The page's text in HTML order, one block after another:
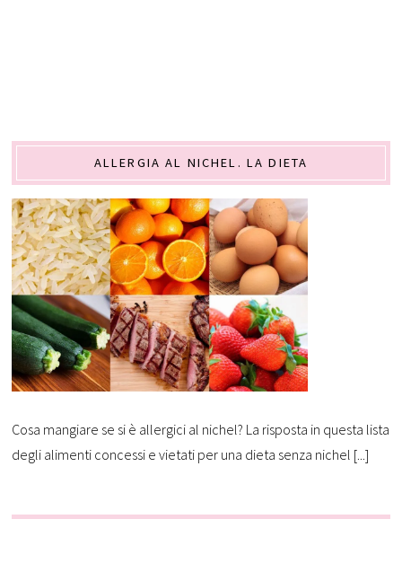
ALLERGIA AL NICHEL. LA DIETA
Cosa mangiare se si è allergici al nichel? La risposta in questa lista
degli alimenti concessi e vietati per una dieta senza nichel [...]